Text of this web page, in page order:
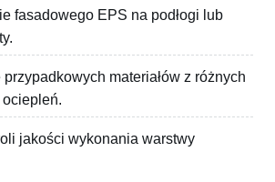
fasadowego EPS na podłogi lub
przypadkowych materiałów z różnych
jakości wykonania warstwy